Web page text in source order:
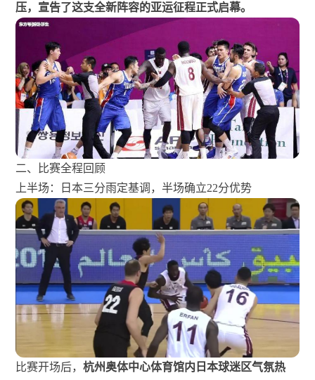
压，宣告了这支全新阵容的亚运征程正式启幕。
二、比赛全程回顾
上半场：日本三分雨定基调，半场确立22分优势
比赛开场后，杭州奥体中心体育馆内日本球迷区气氛热